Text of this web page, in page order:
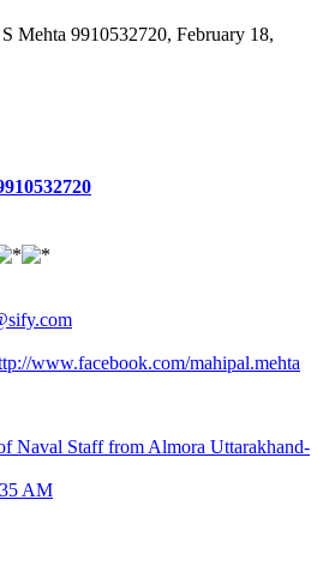
Mehta 9910532720, February 18,
www.facebook.com/mahipal.mehta
Naval Staff from Almora Uttarakhand-
AM